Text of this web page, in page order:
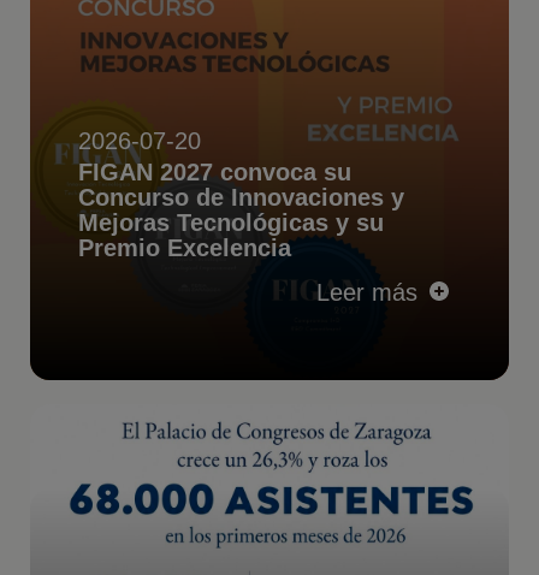
2026-07-20
FIGAN 2027 convoca su
Concurso de Innovaciones y
Mejoras Tecnológicas y su
Premio Excelencia
Leer más